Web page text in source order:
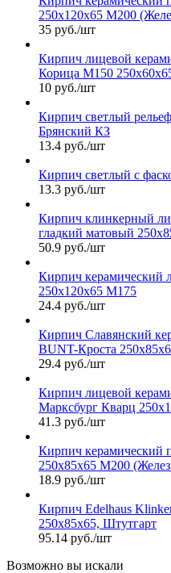
250х120х65 М200
35 руб./шт
Кирпич лицевой
Корица М150
10 руб./шт
Кирпич светлый
Брянский КЗ
13.4 руб./шт
Кирпич светлый с
13.3 руб./шт
Кирпич клинкерный
гладкий матовый
50.9 руб./шт
Кирпич керамический
250х120х65 М175
24.4 руб./шт
Кирпич Славянский
BUNT-Кроста
29.4 руб./шт
Кирпич лицевой
Марксбург Кварц
41.3 руб./шт
Кирпич керамический
250х85х65 М200
18.9 руб./шт
Кирпич Edelhaus
250х85х65, Штутгарт
95.14 руб./шт
Возможно вы искали